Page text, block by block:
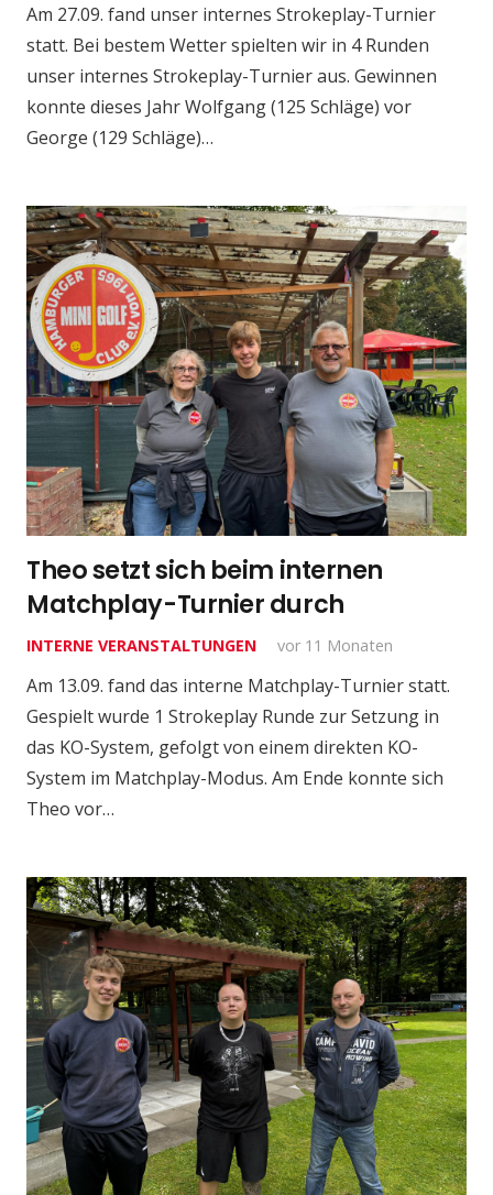
Am 27.09. fand unser internes Strokeplay-Turnier
statt. Bei bestem Wetter spielten wir in 4 Runden
unser internes Strokeplay-Turnier aus. Gewinnen
konnte dieses Jahr Wolfgang (125 Schläge) vor
George (129 Schläge)…
Theo setzt sich beim internen
Matchplay-Turnier durch
INTERNE VERANSTALTUNGEN vor 11 Monaten
Am 13.09. fand das interne Matchplay-Turnier statt.
Gespielt wurde 1 Strokeplay Runde zur Setzung in
das KO-System, gefolgt von einem direkten KO-
System im Matchplay-Modus. Am Ende konnte sich
Theo vor…